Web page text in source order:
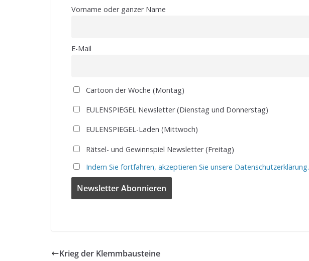
Vorname oder ganzer Name
E-Mail
Cartoon der Woche (Montag)
EULENSPIEGEL Newsletter (Dienstag und Donnerstag)
EULENSPIEGEL-Laden (Mittwoch)
Rätsel- und Gewinnspiel Newsletter (Freitag)
Indem Sie fortfahren, akzeptieren Sie unsere Datenschutzerklärung.
Krieg der Klemmbausteine